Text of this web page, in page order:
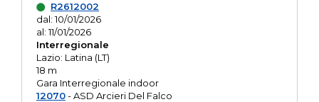
R2612002
dal: 10/01/2026
al: 11/01/2026
Interregionale
Lazio: Latina (LT)
18 m
Gara Interregionale indoor
12070- ASD Arcieri Del Falco